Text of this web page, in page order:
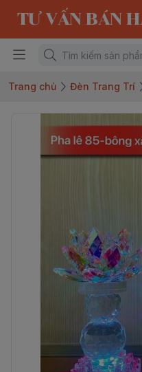
TƯ VẤN BÁN
Trang chủ Đèn Trang Trí